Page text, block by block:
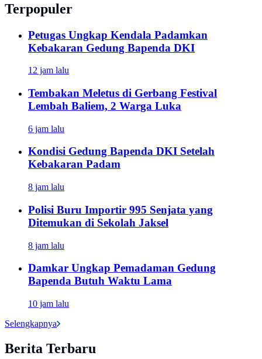
Terpopuler
Petugas Ungkap Kendala Padamkan
Kebakaran Gedung Bapenda DKI
12 jam lalu
Tembakan Meletus di Gerbang Festival
Lembah Baliem, 2 Warga Luka
6 jam lalu
Kondisi Gedung Bapenda DKI Setelah
Kebakaran Padam
8 jam lalu
Polisi Buru Importir 995 Senjata yang
Ditemukan di Sekolah Jaksel
8 jam lalu
Damkar Ungkap Pemadaman Gedung
Bapenda Butuh Waktu Lama
10 jam lalu
Selengkapnya
Berita Terbaru